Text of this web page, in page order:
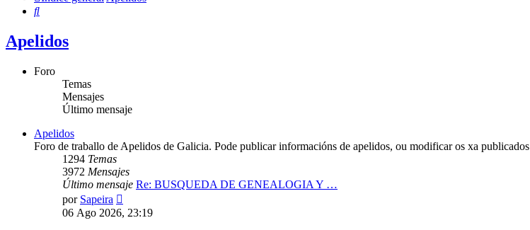
Buscar
Apelidos
Foro
Temas
Mensajes
Último mensaje
Apelidos
Foro de traballo de Apelidos de Galicia. Pode publicar informacións de apelidos, ou modificar os xa publicados
1294 Temas
3972 Mensajes
Último mensaje Re: BUSQUEDA DE GENEALOGIA Y …
por Sapeira
último
mensaje
06 Ago 2026, 23:19